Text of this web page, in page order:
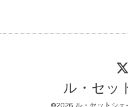
ル・セッ